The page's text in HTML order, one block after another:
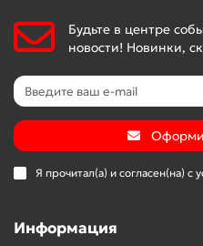
Будьте в центре
новости! Новинки,
Я прочитал(а) и согласен(на) с
Информация